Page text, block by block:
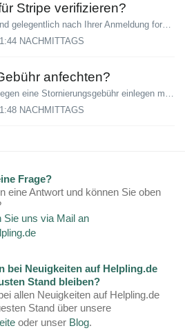
Stripe verifizieren?
Bei Ihrer Anmeldung und gelegentlich nach Ihrer Anmeldung fordert Stripe Sie auf, Ihre Daten und Person zu verifizieren. Sie erhalten eine Warnung in Ihre...
NACHMITTAGS
anfechten?
Wenn Sie Einspruch gegen eine Stornierungsgebühr einlegen möchten, können Sie dies in Ihrem Nutzerkonto im Service-Portal vornehmen. Bitte tippen Sie ob...
NACHMITTAGS
Frage?
eine Antwort und können Sie oben
Sie uns via Mail an
bei Neuigkeiten auf Helpling.de
Stand bleiben?
allen Neuigkeiten auf Helpling.de
Stand über unsere
oder unser Blog.